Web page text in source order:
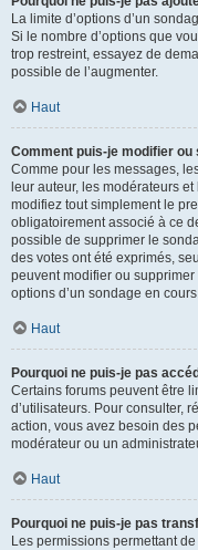
La limite d’options d’un
Si le nombre d’options que
trop restreint, essayez de
possible de l’augmenter.
Haut
Comment puis-je modifier ou
Comme pour les messages,
leur auteur, les modérateurs
modifiez tout simplement le
obligatoirement associé à ce
possible de supprimer le
des votes ont été exprimés,
peuvent modifier ou
options d’un sondage en
Haut
Pourquoi ne puis-je pas
Certains forums peuvent être
d’utilisateurs. Pour consulter,
action, vous avez besoin des
modérateur ou un
Haut
Pourquoi ne puis-je pas
Les permissions permettant